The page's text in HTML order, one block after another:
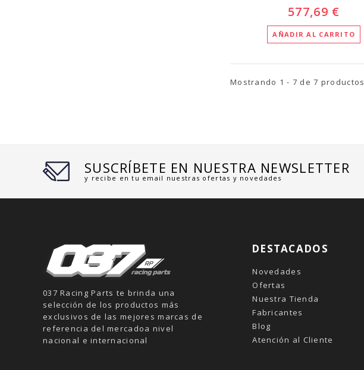
577,69 €
AÑADIR AL CARRITO
Mostrando 1 - 7 de 7 productos
SUSCRÍBETE EN NUESTRA NEWSLETTER
y recibe en tu email nuestras ofertas y novedades
037 Racing Parts te brinda una
selección de los productos más
exclusivos de las mejores marcas de
referencia del mercadoa nivel
nacional e internacional
DESTACADOS
Novedades
Ofertas
Nuestra Tienda
Fabricantes
Blog
Atención al Cliente